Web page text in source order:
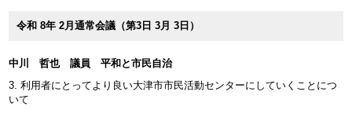
令和 8年 2月通常会議（第3日 3月 3日）
中川 哲也 議員 平和と市民自治
3. 利用者にとってより良い大津市市民活動センターにしていくことにつ
いて